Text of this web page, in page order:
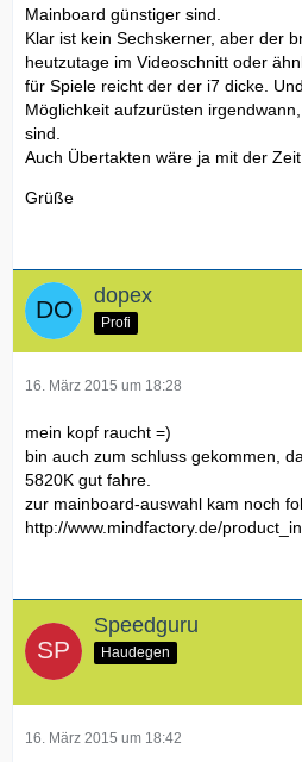
Mainboard günstiger sind.
Klar ist kein Sechskerner, aber der
heutzutage im Videoschnitt oder
für Spiele reicht der der i7 dicke.
Möglichkeit aufzurüsten
sind.
Auch Übertakten wäre ja mit der Zeit
Grüße
dopex
Profi
16. März 2015 um 18:28
mein kopf raucht =)
bin auch zum schluss gekommen,
5820K gut fahre.
zur mainboard-auswahl kam noch
http://www.mindfactory.de/
Speedguru
Haudegen
16. März 2015 um 18:42